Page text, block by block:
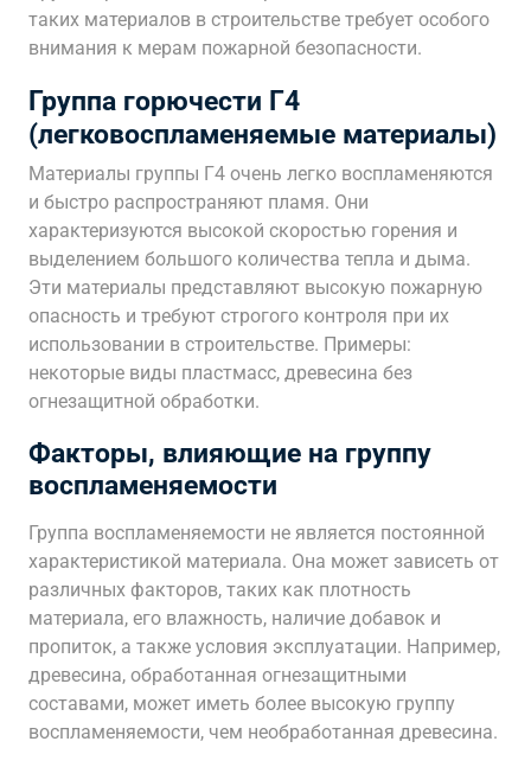
таких материалов в строительстве требует особого
внимания к мерам пожарной безопасности.
Группа горючести Г4
(легковоспламеняемые материалы)
Материалы группы Г4 очень легко воспламеняются
и быстро распространяют пламя. Они
характеризуются высокой скоростью горения и
выделением большого количества тепла и дыма.
Эти материалы представляют высокую пожарную
опасность и требуют строгого контроля при их
использовании в строительстве. Примеры:
некоторые виды пластмасс, древесина без
огнезащитной обработки.
Факторы, влияющие на группу
воспламеняемости
Группа воспламеняемости не является постоянной
характеристикой материала. Она может зависеть от
различных факторов, таких как плотность
материала, его влажность, наличие добавок и
пропиток, а также условия эксплуатации. Например,
древесина, обработанная огнезащитными
составами, может иметь более высокую группу
воспламеняемости, чем необработанная древесина.